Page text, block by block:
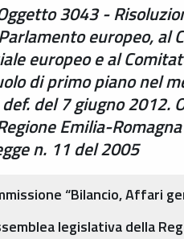
3043 -
europeo, al
europeo e al
di primo piano nel
del 7 giugno 2012.
Emilia-
n. 11 del 2005
“Bilancio, Affari
legislativa della